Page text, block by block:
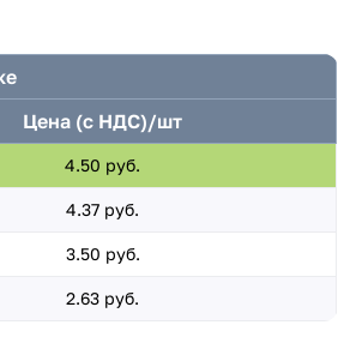
Цена (с НДС)/шт
4.50 руб.
4.37 руб.
3.50 руб.
2.63 руб.